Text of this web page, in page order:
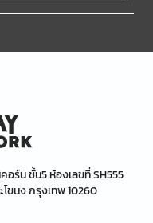
อร์น ชั้น5 ห้องเลขที่ SH555
ขนง กรุงเทพ 10260